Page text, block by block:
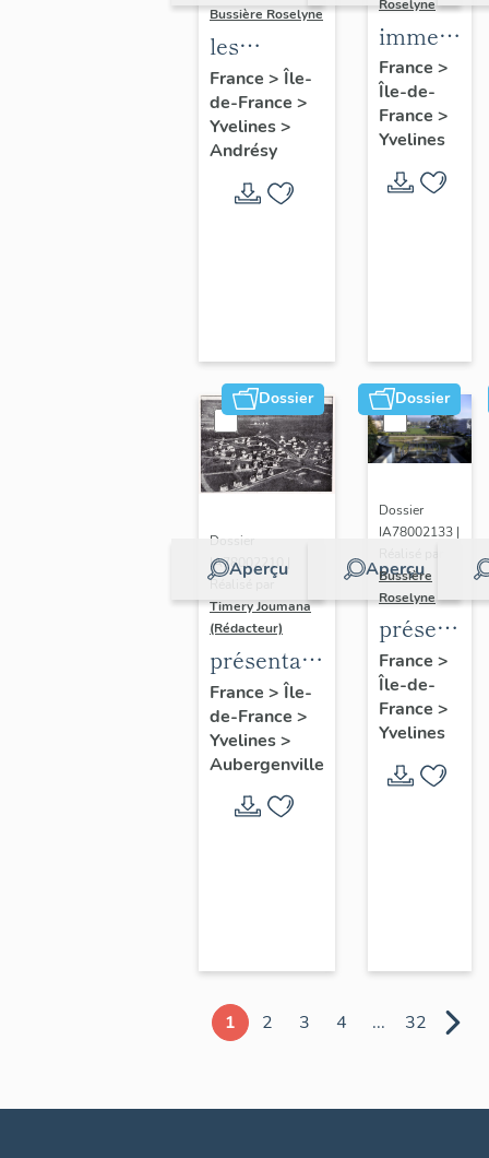
Bussière Roselyne
les
immeubles,
maisons et
fermes du
canton
d'Andrésy
France > Île-
de-France >
Yvelines>
Andrésy
Roselyne
maisons,
fermes
France >
Île-de-
France >
Yvelines
Dossier
Aperçu
Dossier
IA78002210 |
Réalisé par
Timery Joumana
(Rédacteur)
présentation
de l'étude
d'Elisabethville
France > Île-
de-France >
Yvelines>
Aubergenville
Dossier
Aperçu
Dossier
IA78002133 |
Bussière
Roselyne
du
diagnostic
et
France >
Île-de-
France >
Yvelines
1 2 3 4 ... 32